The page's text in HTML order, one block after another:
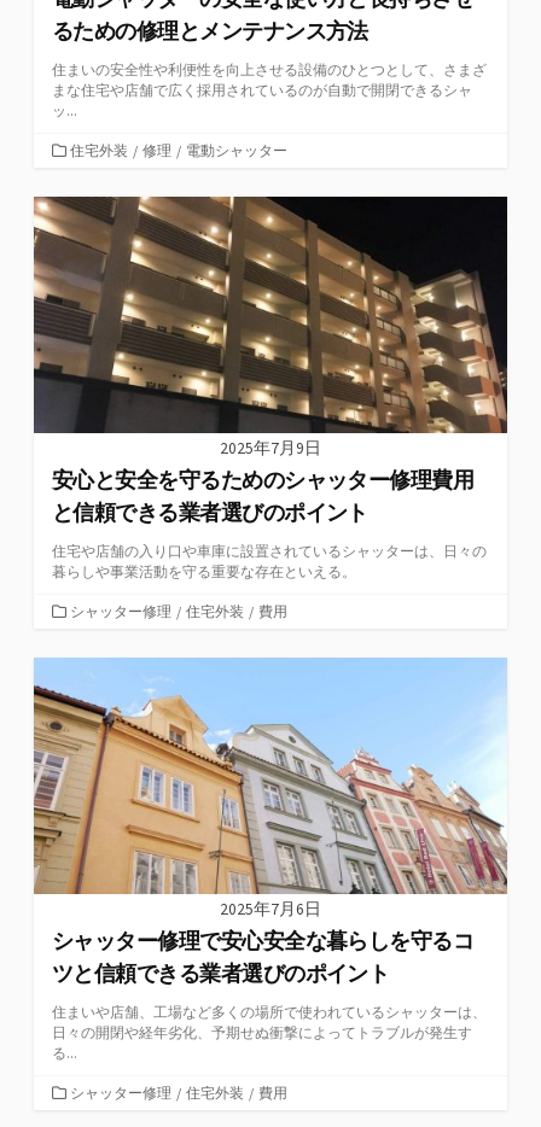
るための修理とメンテナンス方法
住まいの安全性や利便性を向上させる設備のひとつとして、さまざ
まな住宅や店舗で広く採用されているのが自動で開閉できるシャ
ッ...
カ
ゴ
リ
ー
住宅外装 / 修理 / 電動シャッター
2025年7月9日
安心と安全を守るためのシャッター修理費用
と信頼できる業者選びのポイント
住宅や店舗の入り口や車庫に設置されているシャッターは、日々の
暮らしや事業活動を守る重要な存在といえる。
カ
ゴ
ー
シャッター修理 / 住宅外装 / 費用
2025年7月6日
シャッター修理で安心安全な暮らしを守るコ
ツと信頼できる業者選びのポイント
住まいや店舗、工場など多くの場所で使われているシャッターは、
日々の開閉や経年劣化、予期せぬ衝撃によってトラブルが発生す
る...
カシャッター修理 / 住宅外装 / 費用